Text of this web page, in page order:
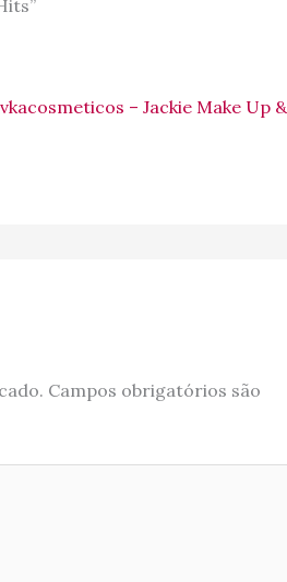
– Jackie Make Up &
Campos obrigatórios são